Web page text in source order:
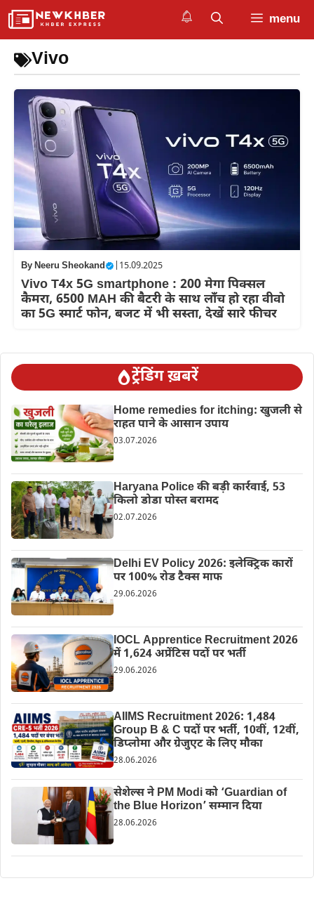
Skip
menu
Vivo
ByNeeru Sheokand 15.09.2025
Vivo T4x 5G smartphone : 200 मेगा पिक्सल
कैमरा, 6500 MAH की बैटरी के साथ लाँच हो रहा वीवो
का 5G स्मार्ट फोन, बजट में भी सस्ता, देखें सारे फीचर
ट्रेंडिंग ख़बरें
Home remedies for itching: खुजली से
राहत पाने के आसान उपाय
03.07.2026
Haryana Police की बड़ी कार्रवाई, 53
किलो डोडा पोस्त बरामद
02.07.2026
Delhi EV Policy 2026: इलेक्ट्रिक कारों
पर 100% रोड टैक्स माफ
29.06.2026
IOCL Apprentice Recruitment 2026
में 1,624 अप्रेंटिस पदों पर भर्ती
29.06.2026
AIIMS Recruitment 2026: 1,484
Group B & C पदों पर भर्ती, 10वीं, 12वीं,
डिप्लोमा और ग्रेजुएट के लिए मौका
28.06.2026
सेशेल्स ने PM Modi को ‘Guardian of
the Blue Horizon’ सम्मान दिया
28.06.2026